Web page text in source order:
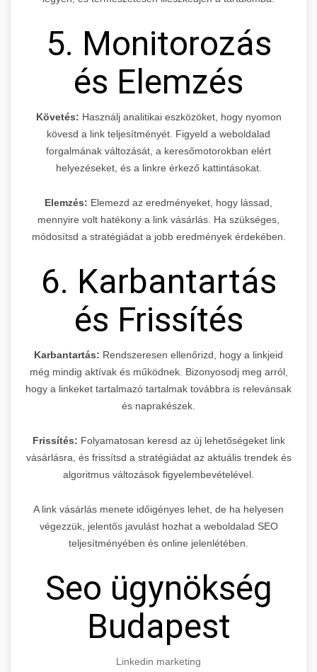
5. Monitorozás
és Elemzés
Követés: Használj analitikai eszközöket, hogy nyomon
kövesd a link teljesítményét. Figyeld a weboldalad
forgalmának változását, a keresőmotorokban elért
helyezéseket, és a linkre érkező kattintásokat.
Elemzés: Elemezd az eredményeket, hogy lássad,
mennyire volt hatékony a link vásárlás. Ha szükséges,
módosítsd a stratégiádat a jobb eredmények érdekében.
6. Karbantartás
és Frissítés
Karbantartás: Rendszeresen ellenőrizd, hogy a linkjeid
még mindig aktívak és működnek. Bizonyosodj meg arról,
hogy a linkeket tartalmazó tartalmak továbbra is relevánsak
és naprakészek.
Frissítés: Folyamatosan keresd az új lehetőségeket link
vásárlásra, és frissítsd a stratégiádat az aktuális trendek és
algoritmus változások figyelembevételével.
A link vásárlás menete időigényes lehet, de ha helyesen
végezzük, jelentős javulást hozhat a weboldalad SEO
teljesítményében és online jelenlétében.
Seo ügynökség
Budapest
Linkedin marketing